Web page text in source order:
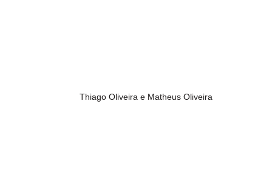
Thiago Oliveira e Matheus Oliveira